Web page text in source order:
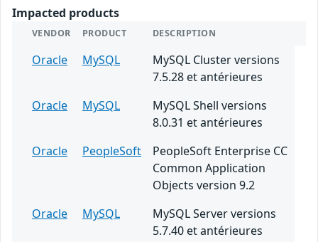
Impacted products
VENDOR PRODUCT DESCRIPTION
Oracle MySQL
MySQL Cluster versions
7.5.28 et antérieures
Oracle
MySQL
MySQL Shell versions
8.0.31 et antérieures
Oracle
PeopleSoft
PeopleSoft Enterprise CC
Common Application
Objects version 9.2
Oracle
MySQL
MySQL Server versions
5.7.40 et antérieures